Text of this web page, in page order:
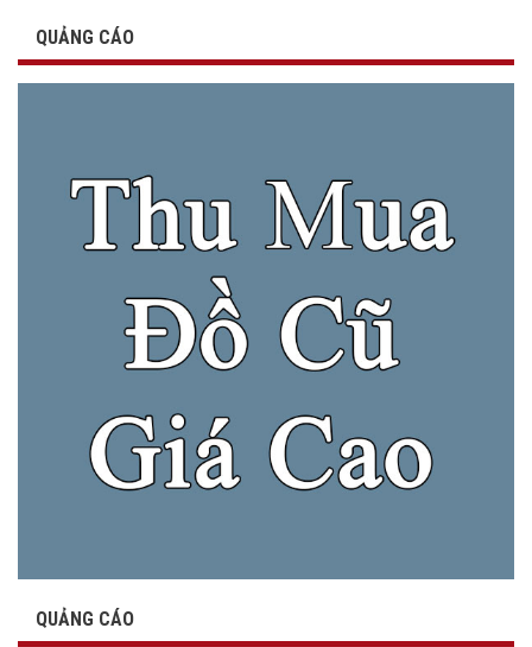
QUẢNG CÁO
QUẢNG CÁO